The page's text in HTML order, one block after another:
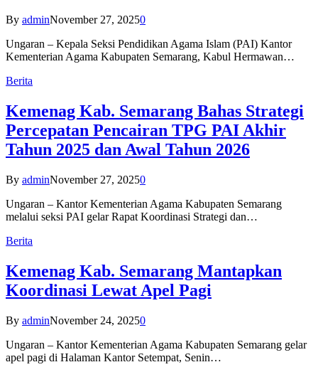
By adminNovember 27, 20250
Ungaran – Kepala Seksi Pendidikan Agama Islam (PAI) Kantor
Kementerian Agama Kabupaten Semarang, Kabul Hermawan…
Berita
Kemenag Kab. Semarang Bahas Strategi
Percepatan Pencairan TPG PAI Akhir
Tahun 2025 dan Awal Tahun 2026
By adminNovember 27, 20250
Ungaran – Kantor Kementerian Agama Kabupaten Semarang
melalui seksi PAI gelar Rapat Koordinasi Strategi dan…
Berita
Kemenag Kab. Semarang Mantapkan
Koordinasi Lewat Apel Pagi
By adminNovember 24, 20250
Ungaran – Kantor Kementerian Agama Kabupaten Semarang gelar
apel pagi di Halaman Kantor Setempat, Senin…